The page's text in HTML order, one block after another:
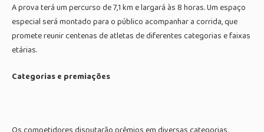
A prova terá um percurso de 7,1 km e largará às 8 horas. Um espaço
especial será montado para o público acompanhar a corrida, que
promete reunir centenas de atletas de diferentes categorias e faixas
etárias.
Categorias e premiações